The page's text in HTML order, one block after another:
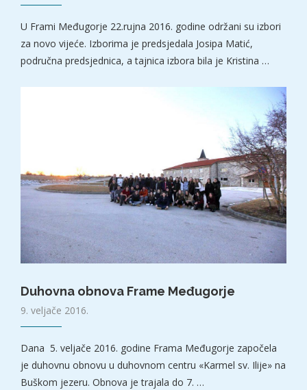
U Frami Međugorje 22.rujna 2016. godine održani su izbori
za novo vijeće. Izborima je predsjedala Josipa Matić,
područna predsjednica, a tajnica izbora bila je Kristina …
Duhovna obnova Frame Međugorje
9. veljače 2016.
Dana 5. veljače 2016. godine Frama Međugorje započela
je duhovnu obnovu u duhovnom centru «Karmel sv. Ilije» na
Buškom jezeru. Obnova je trajala do 7. …